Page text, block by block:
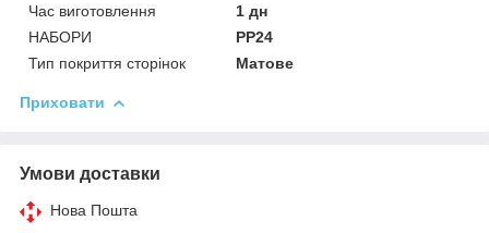
Час виготовлення
1 дн
НАБОРИ
PP24
Тип покриття сторінок
Матове
Приховати
Умови доставки
Нова Пошта